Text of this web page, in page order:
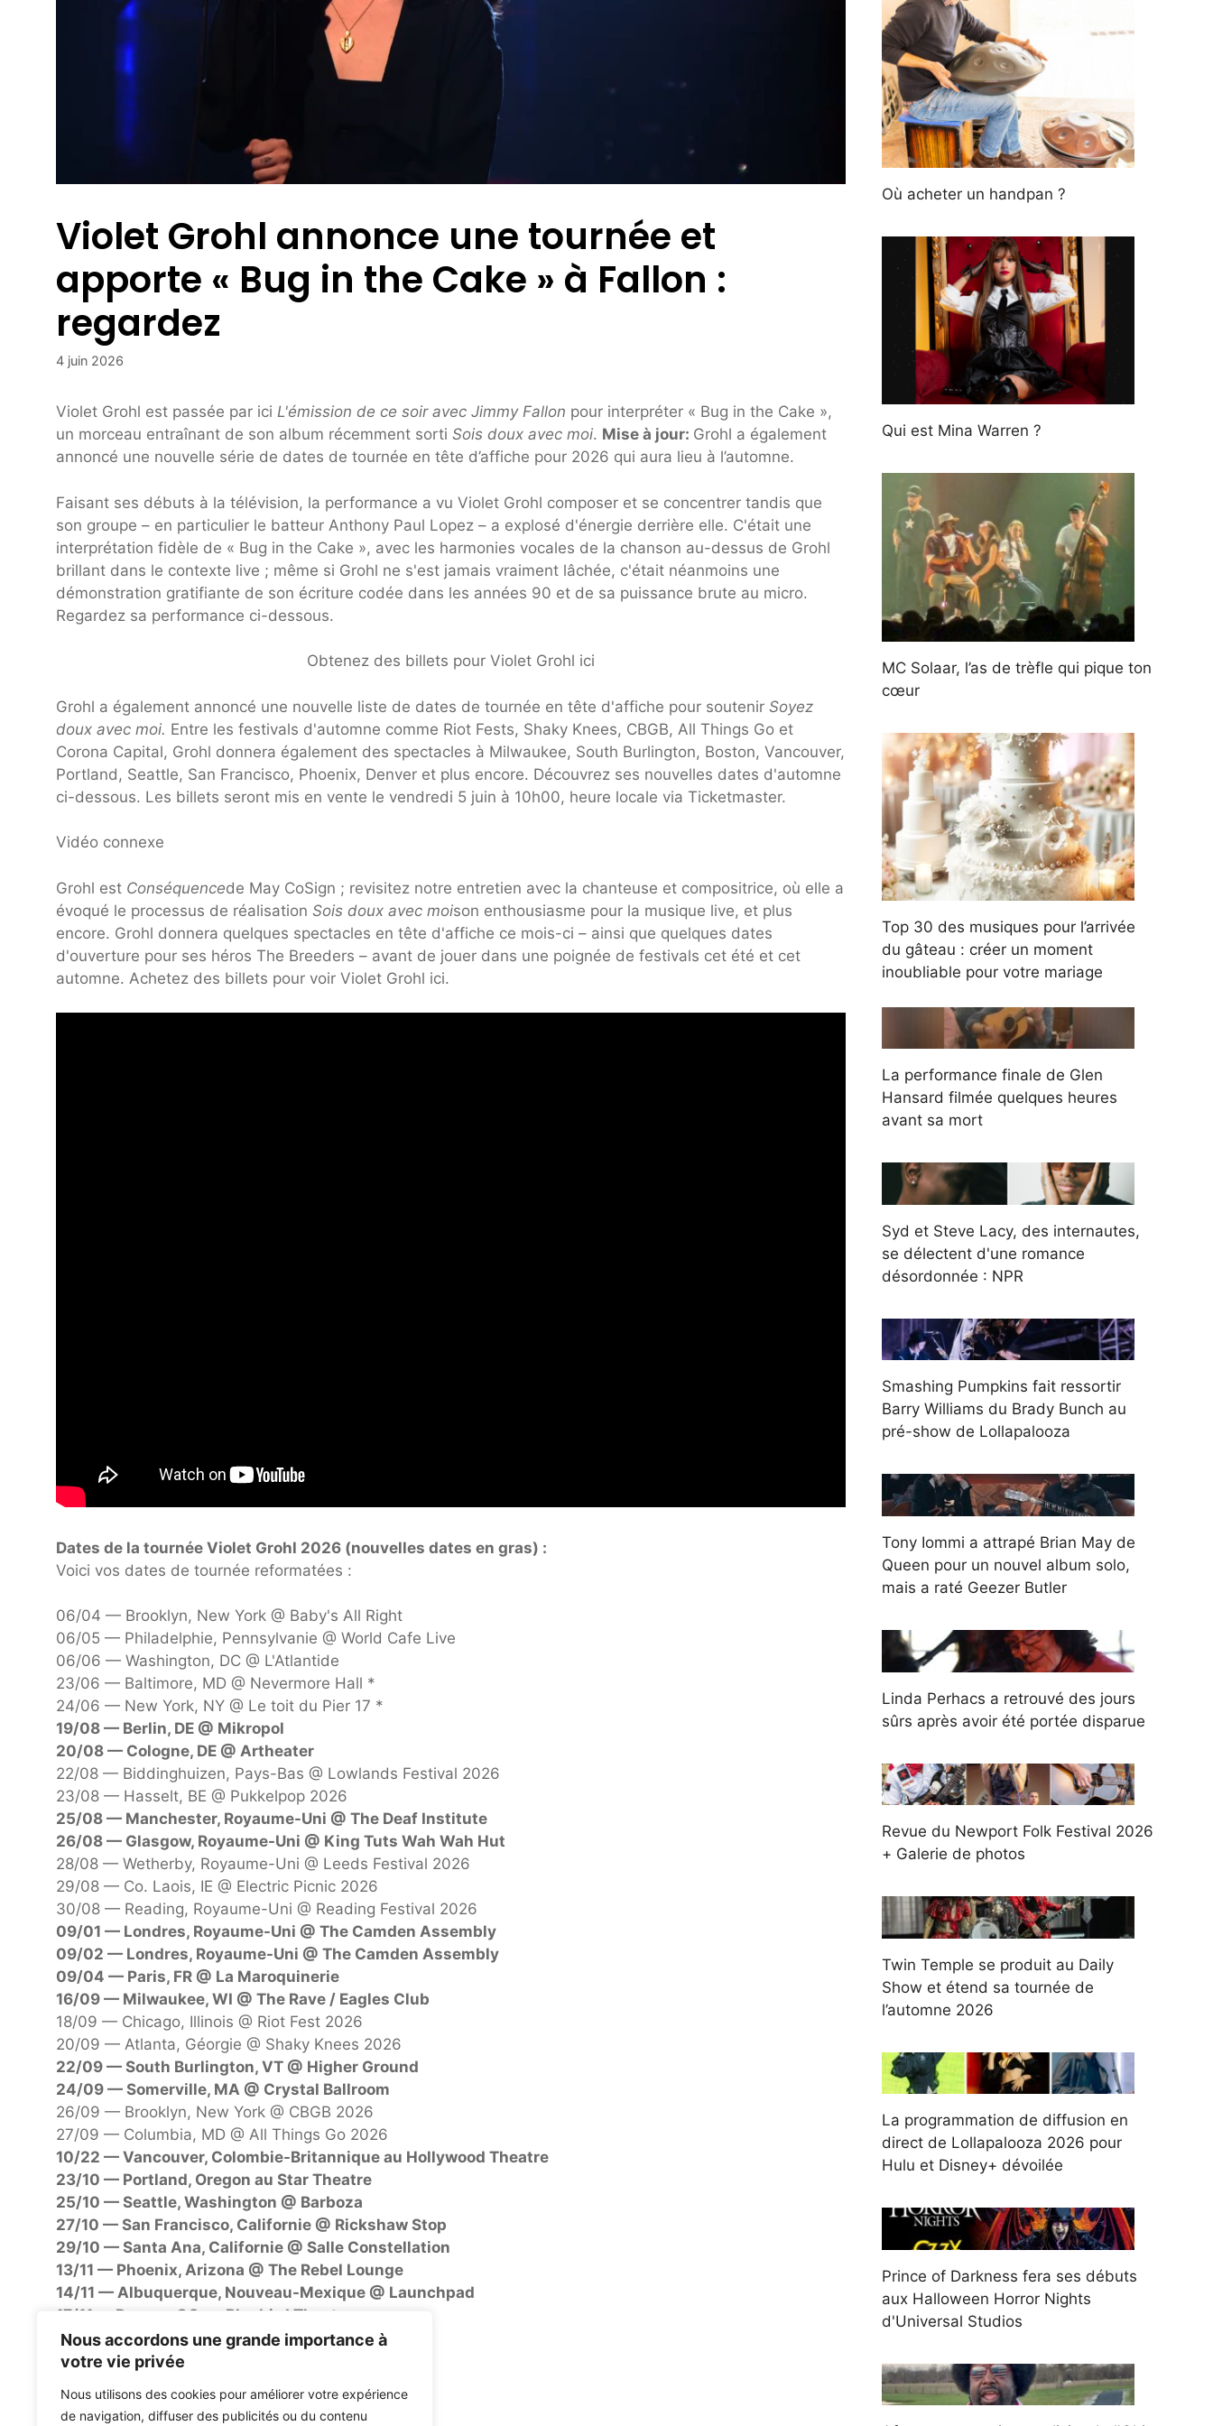
Nous accordons une grande importance à
votre vie privée
Nous utilisons des cookies pour améliorer votre expérience
de navigation, diffuser des publicités ou du contenu
Violet Grohl annonce une tournée et
apporte « Bug in the Cake » à Fallon :
regardez
4 juin 2026
Violet Grohl est passée par ici L'émission de ce soir avec Jimmy Fallon pour interpréter « Bug in the Cake »,
un morceau entraînant de son album récemment sorti Sois doux avec moi. Mise à jour: Grohl a également
annoncé une nouvelle série de dates de tournée en tête d’affiche pour 2026 qui aura lieu à l’automne.
Faisant ses débuts à la télévision, la performance a vu Violet Grohl composer et se concentrer tandis que
son groupe – en particulier le batteur Anthony Paul Lopez – a explosé d'énergie derrière elle. C'était une
interprétation fidèle de « Bug in the Cake », avec les harmonies vocales de la chanson au-dessus de Grohl
brillant dans le contexte live ; même si Grohl ne s'est jamais vraiment lâchée, c'était néanmoins une
démonstration gratifiante de son écriture codée dans les années 90 et de sa puissance brute au micro.
Regardez sa performance ci-dessous.
Obtenez des billets pour Violet Grohl ici
Grohl a également annoncé une nouvelle liste de dates de tournée en tête d'affiche pour soutenir Soyez
doux avec moi. Entre les festivals d'automne comme Riot Fests, Shaky Knees, CBGB, All Things Go et
Corona Capital, Grohl donnera également des spectacles à Milwaukee, South Burlington, Boston, Vancouver,
Portland, Seattle, San Francisco, Phoenix, Denver et plus encore. Découvrez ses nouvelles dates d'automne
ci-dessous. Les billets seront mis en vente le vendredi 5 juin à 10h00, heure locale via Ticketmaster.
Vidéo connexe
Grohl est Conséquencede May CoSign ; revisitez notre entretien avec la chanteuse et compositrice, où elle a
évoqué le processus de réalisation Sois doux avec moison enthousiasme pour la musique live, et plus
encore. Grohl donnera quelques spectacles en tête d'affiche ce mois-ci – ainsi que quelques dates
d'ouverture pour ses héros The Breeders – avant de jouer dans une poignée de festivals cet été et cet
automne. Achetez des billets pour voir Violet Grohl ici.
Dates de la tournée Violet Grohl 2026 (nouvelles dates en gras) :
Voici vos dates de tournée reformatées :
06/04 — Brooklyn, New York @ Baby's All Right
06/05 — Philadelphie, Pennsylvanie @ World Cafe Live
06/06 — Washington, DC @ L'Atlantide
23/06 — Baltimore, MD @ Nevermore Hall *
24/06 — New York, NY @ Le toit du Pier 17 *
19/08 — Berlin, DE @ Mikropol
20/08 — Cologne, DE @ Artheater
22/08 — Biddinghuizen, Pays-Bas @ Lowlands Festival 2026
23/08 — Hasselt, BE @ Pukkelpop 2026
25/08 — Manchester, Royaume-Uni @ The Deaf Institute
26/08 — Glasgow, Royaume-Uni @ King Tuts Wah Wah Hut
28/08 — Wetherby, Royaume-Uni @ Leeds Festival 2026
29/08 — Co. Laois, IE @ Electric Picnic 2026
30/08 — Reading, Royaume-Uni @ Reading Festival 2026
09/01 — Londres, Royaume-Uni @ The Camden Assembly
09/02 — Londres, Royaume-Uni @ The Camden Assembly
09/04 — Paris, FR @ La Maroquinerie
16/09 — Milwaukee, WI @ The Rave / Eagles Club
18/09 — Chicago, Illinois @ Riot Fest 2026
20/09 — Atlanta, Géorgie @ Shaky Knees 2026
22/09 — South Burlington, VT @ Higher Ground
24/09 — Somerville, MA @ Crystal Ballroom
26/09 — Brooklyn, New York @ CBGB 2026
27/09 — Columbia, MD @ All Things Go 2026
10/22 — Vancouver, Colombie-Britannique au Hollywood Theatre
23/10 — Portland, Oregon au Star Theatre
25/10 — Seattle, Washington @ Barboza
27/10 — San Francisco, Californie @ Rickshaw Stop
29/10 — Santa Ana, Californie @ Salle Constellation
13/11 — Phoenix, Arizona @ The Rebel Lounge
14/11 — Albuquerque, Nouveau-Mexique @ Launchpad
17/11 — Denver, CO au Bluebird Theatre
20/11 — Mexico, MX @ Corona Capital 2026
Où acheter un handpan ?
Qui est Mina Warren ?
MC Solaar, l’as de trèfle qui pique ton
cœur
Top 30 des musiques pour l’arrivée
du gâteau : créer un moment
inoubliable pour votre mariage
La performance finale de Glen
Hansard filmée quelques heures
avant sa mort
Syd et Steve Lacy, des internautes,
se délectent d'une romance
désordonnée : NPR
Smashing Pumpkins fait ressortir
Barry Williams du Brady Bunch au
pré-show de Lollapalooza
Tony Iommi a attrapé Brian May de
Queen pour un nouvel album solo,
mais a raté Geezer Butler
Linda Perhacs a retrouvé des jours
sûrs après avoir été portée disparue
Revue du Newport Folk Festival 2026
+ Galerie de photos
Twin Temple se produit au Daily
Show et étend sa tournée de
l’automne 2026
La programmation de diffusion en
direct de Lollapalooza 2026 pour
Hulu et Disney+ dévoilée
Prince of Darkness fera ses débuts
aux Halloween Horror Nights
d'Universal Studios